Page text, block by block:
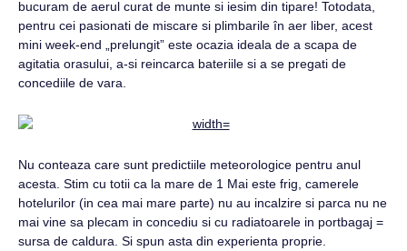
bucuram de aerul curat de munte si iesim din tipare! Totodata,
pentru cei pasionati de miscare si plimbarile în aer liber, acest
mini week-end „prelungit” este ocazia ideala de a scapa de
agitatia orasului, a-si reincarca bateriile si a se pregati de
concediile de vara.
Nu conteaza care sunt predictiile meteorologice pentru anul
acesta. Stim cu totii ca la mare de 1 Mai este frig, camerele
hotelurilor (in cea mai mare parte) nu au incalzire si parca nu ne
mai vine sa plecam in concediu si cu radiatoarele in portbagaj =
sursa de caldura. Si spun asta din experienta proprie.